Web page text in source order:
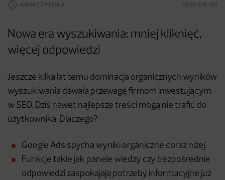
4 MIN CZYTANIA 2025-08-06
Nowa era wyszukiwania: mniej kliknięć,
więcej odpowiedzi
Jeszcze kilka lat temu dominacja organicznych wyników
wyszukiwania dawała przewagę firmom inwestującym
w SEO. Dziś nawet najlepsze treści mogą nie trafić do
użytkownika. Dlaczego?
Google Ads spycha wyniki organiczne coraz niżej.
Funkcje takie jak panele wiedzy czy bezpośrednie
odpowiedzi zaspokajają potrzeby informacyjne już